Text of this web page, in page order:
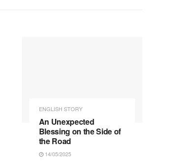
ENGLISH STORY
An Unexpected
Blessing on the Side of
the Road
14/05/2025